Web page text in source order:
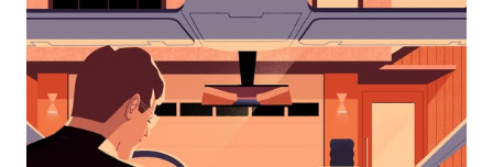
åpne
og
velge
dato.
Trykk
på